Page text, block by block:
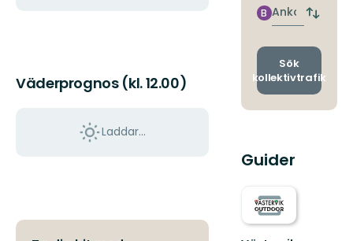
Väderprognos (kl. 12.00)
Laddar...
Ankomst
B
Byt
och
Sök
kollektivtrafik
Guider